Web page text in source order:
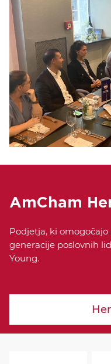
AmCham
Podjetja, ki
generacije poslovnih
Young.